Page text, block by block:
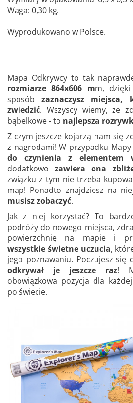
Waga: 0,30 kg.
Wyprodukowano w Polsce.
Mapa Odkrywcy to tak
rozmiarze 864x606 mm,
sposób zaznaczysz
zwiedzić. Wszyscy wiemy, że
bąbelkowe - to najlepsza
Z czym jeszcze kojarzą nam się
z nagrodami! W przypadku Mapy
do czynienia z elementem
dodatkowozawiera ona
związku z tym nie trzeba
map! Ponadto znajdziesz na niej
musisz zobaczyć.
Jak z niej korzystać? To
podróży do nowego miejsca,
powierzchnię na mapie i
wszystkie świetne uczucia,
jego poznawaniu. Poczujesz się
odkrywał je jeszcze raz!
obowiązkowa pozycja dla
po świecie.